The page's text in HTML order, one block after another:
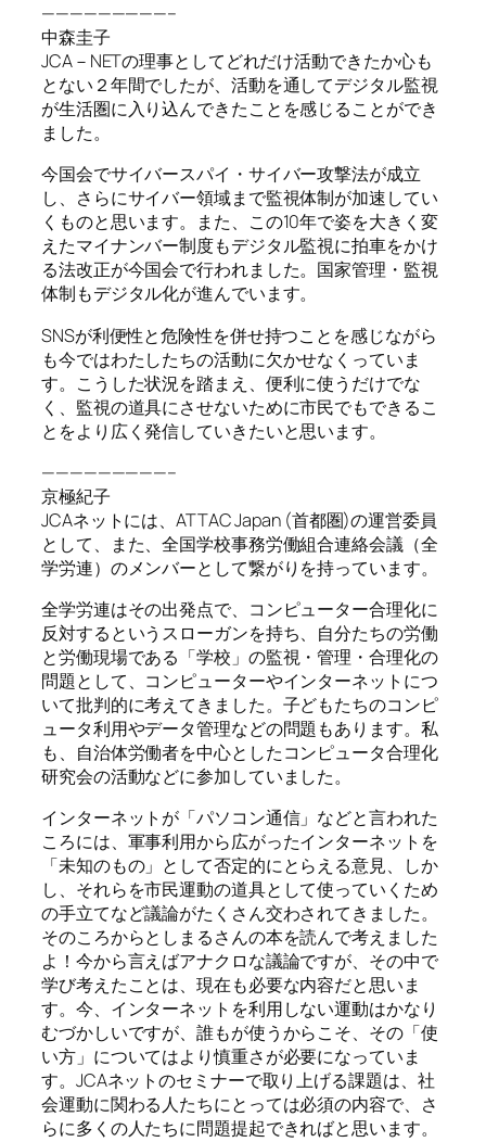
—————————–
中森圭子
JCA－NETの理事としてどれだけ活動できたか心も
とない２年間でしたが、活動を通してデジタル監視
が生活圏に入り込んできたことを感じることができ
ました。
今国会でサイバースパイ・サイバー攻撃法が成立
し、さらにサイバー領域まで監視体制が加速してい
くものと思います。また、この10年で姿を大きく変
えたマイナンバー制度もデジタル監視に拍車をかけ
る法改正が今国会で行われました。国家管理・監視
体制もデジタル化が進んでいます。
SNSが利便性と危険性を併せ持つことを感じながら
も今ではわたしたちの活動に欠かせなくっていま
す。こうした状況を踏まえ、便利に使うだけでな
く、監視の道具にさせないために市民でもできるこ
とをより広く発信していきたいと思います。
—————————–
京極紀子
JCAネットには、ATTAC Japan (首都圏)の運営委員
として、また、全国学校事務労働組合連絡会議（全
学労連）のメンバーとして繋がりを持っています。
全学労連はその出発点で、コンピューター合理化に
反対するというスローガンを持ち、自分たちの労働
と労働現場である「学校」の監視・管理・合理化の
問題として、コンピューターやインターネットにつ
いて批判的に考えてきました。子どもたちのコンピ
ュータ利用やデータ管理などの問題もあります。私
も、自治体労働者を中心としたコンピュータ合理化
研究会の活動などに参加していました。
インターネットが「パソコン通信」などと言われた
ころには、軍事利用から広がったインターネットを
「未知のもの」として否定的にとらえる意見、しか
し、それらを市民運動の道具として使っていくため
の手立てなど議論がたくさん交わされてきました。
そのころからとしまるさんの本を読んで考えました
よ！今から言えばアナクロな議論ですが、その中で
学び考えたことは、現在も必要な内容だと思いま
す。今、インターネットを利用しない運動はかなり
むづかしいですが、誰もが使うからこそ、その「使
い方」についてはより慎重さが必要になっていま
す。JCAネットのセミナーで取り上げる課題は、社
会運動に関わる人たちにとっては必須の内容で、さ
らに多くの人たちに問題提起できればと思います。